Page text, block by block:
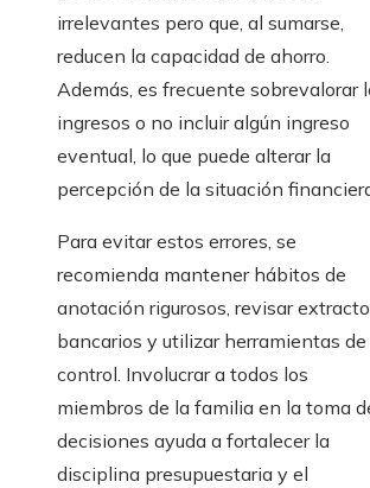
irrelevantes pero que, al sumarse,
reducen la capacidad de ahorro.
Además, es frecuente sobrevalorar
ingresos o no incluir algún ingreso
eventual, lo que puede alterar la
percepción de la situación
Para evitar estos errores, se
recomienda mantener hábitos de
anotación rigurosos, revisar
bancarios y utilizar herramientas de
control. Involucrar a todos los
miembros de la familia en la toma
decisiones ayuda a fortalecer la
disciplina presupuestaria y el